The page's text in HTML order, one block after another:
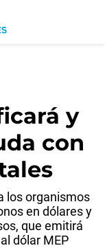
y
con
los organismos
en dólares y
que emitirá
dólar MEP